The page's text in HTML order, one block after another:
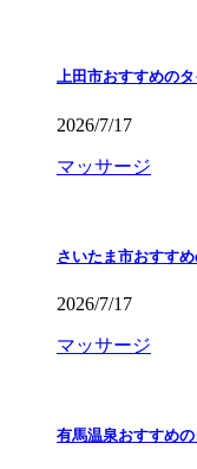
上田市おすすめのタ
2026/7/17
マッサージ
さいたま市おすす
2026/7/17
マッサージ
有馬温泉おすすめの